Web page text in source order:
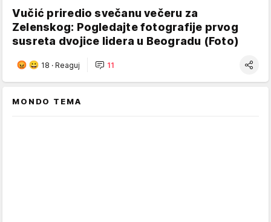
Vučić priredio svečanu večeru za
Zelenskog: Pogledajte fotografije prvog
susreta dvojice lidera u Beogradu (Foto)
18 · Reaguj 11
MONDO TEMA